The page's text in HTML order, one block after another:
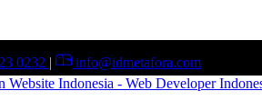
0232 | info@idmetafora.com